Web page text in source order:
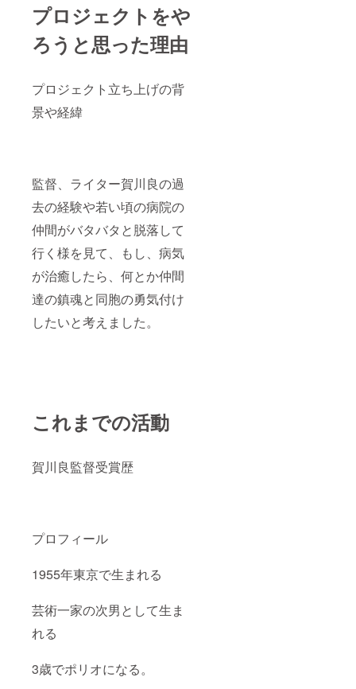
プロジェクトをや
ろうと思った理由
プロジェクト立ち上げの背
景や経緯
監督、ライター賀川良の過
去の経験や若い頃の病院の
仲間がバタバタと脱落して
行く様を見て、もし、病気
が治癒したら、何とか仲間
達の鎮魂と同胞の勇気付け
したいと考えました。
これまでの活動
賀川良監督受賞歴
プロフィール
1955年東京で生まれる
芸術一家の次男として生ま
れる
3歳でポリオになる。